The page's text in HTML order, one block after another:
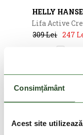
Consimțământ
Acest site
HELLY
Lifa Active
309 Lei 247